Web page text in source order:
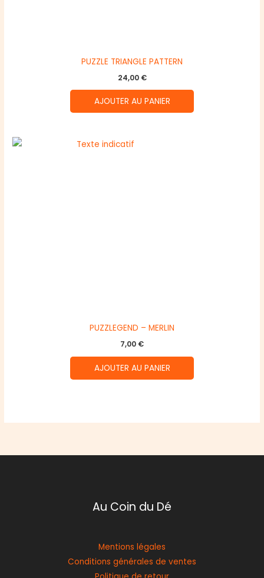
PUZZLE TRIANGLE PATTERN
24,00 €
AJOUTER AU PANIER
PUZZLEGEND – MERLIN
7,00 €
AJOUTER AU PANIER
Au Coin du Dé
Mentions légales
Conditions générales de ventes